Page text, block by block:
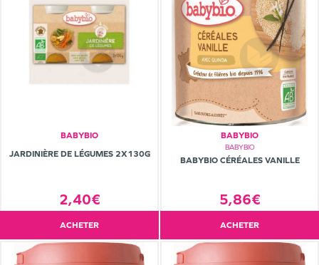
BABYBIO
JARDINIÈRE DE LÉGUMES 2X130G
2,40€
ACHETER
BABYBIO
BABYBIO
BABYBIO CÉRÉALES VANILLE
5,86€
ACHETER